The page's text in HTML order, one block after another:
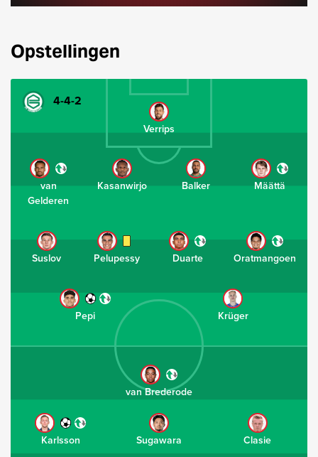
Opstellingen
4-4-2
Verrips
van
Gelderen
Kasanwirjo Balker Määttä
Suslov Pelupessy Duarte Oratmangoen
Pepi Krüger
Clasie
Sugawara
Karlsson
van Brederode